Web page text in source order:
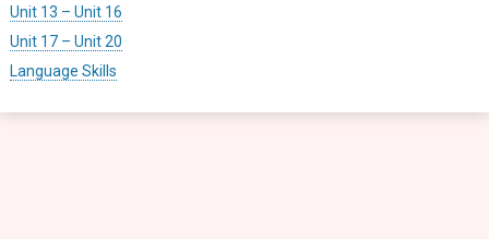
Unit 13 – Unit 16
Unit 17 – Unit 20
Language Skills